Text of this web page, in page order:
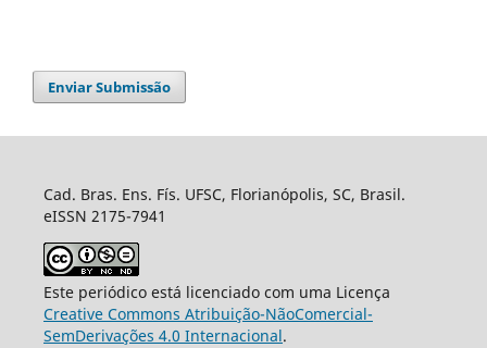
Enviar Submissão
Cad. Bras. Ens. Fís. UFSC, Florianópolis, SC, Brasil.
eISSN 2175-7941
Este periódico está licenciado com uma Licença
Creative Commons Atribuição-NãoComercial-
SemDerivações 4.0 Internacional.